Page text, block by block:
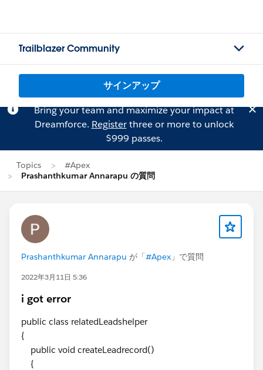
Trailblazer Community
サインアップ
Bring your team and maximize your impact at
Dreamforce. Registerthree or more to unlock
$999 passes.
Topics
#Apex
Prashanthkumar Annarapu の質問
Prashanthkumar Annarapu が「#Apex 」で質問
2022年3月11日 5:36
i got error
public class relatedLeadshelper
{
public void createLeadrecord()
{